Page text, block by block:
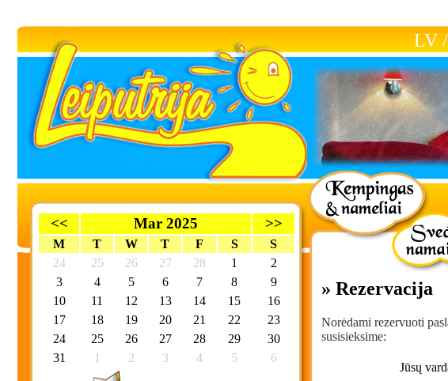
LV /
<< Mar 2025 >>
M T W T F S
S
24
25 26 27 28 1
2
3
4 5 6 7 8
9
10
11 12 13 14 15
16
17
18 19 20 21 22
23
24
25 26 27 28 29
30
31
1 2 3 4 5 6
» Rezervacija
Norėdami rezervuoti
susisieksime:
Jūsų